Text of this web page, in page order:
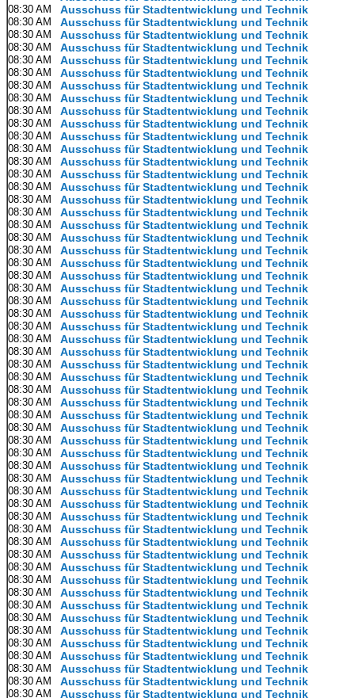
08:30 AM Ausschuss für Stadtentwicklung und Technik
08:30 AM Ausschuss für Stadtentwicklung und Technik
08:30 AM Ausschuss für Stadtentwicklung und Technik
08:30 AM Ausschuss für Stadtentwicklung und Technik
08:30 AM Ausschuss für Stadtentwicklung und Technik
08:30 AM Ausschuss für Stadtentwicklung und Technik
08:30 AM Ausschuss für Stadtentwicklung und Technik
08:30 AM Ausschuss für Stadtentwicklung und Technik
08:30 AM Ausschuss für Stadtentwicklung und Technik
08:30 AM Ausschuss für Stadtentwicklung und Technik
08:30 AM Ausschuss für Stadtentwicklung und Technik
08:30 AM Ausschuss für Stadtentwicklung und Technik
08:30 AM Ausschuss für Stadtentwicklung und Technik
08:30 AM Ausschuss für Stadtentwicklung und Technik
08:30 AM Ausschuss für Stadtentwicklung und Technik
08:30 AM Ausschuss für Stadtentwicklung und Technik
08:30 AM Ausschuss für Stadtentwicklung und Technik
08:30 AM Ausschuss für Stadtentwicklung und Technik
08:30 AM Ausschuss für Stadtentwicklung und Technik
08:30 AM Ausschuss für Stadtentwicklung und Technik
08:30 AM Ausschuss für Stadtentwicklung und Technik
08:30 AM Ausschuss für Stadtentwicklung und Technik
08:30 AM Ausschuss für Stadtentwicklung und Technik
08:30 AM Ausschuss für Stadtentwicklung und Technik
08:30 AM Ausschuss für Stadtentwicklung und Technik
08:30 AM Ausschuss für Stadtentwicklung und Technik
08:30 AM Ausschuss für Stadtentwicklung und Technik
08:30 AM Ausschuss für Stadtentwicklung und Technik
08:30 AM Ausschuss für Stadtentwicklung und Technik
08:30 AM Ausschuss für Stadtentwicklung und Technik
08:30 AM Ausschuss für Stadtentwicklung und Technik
08:30 AM Ausschuss für Stadtentwicklung und Technik
08:30 AM Ausschuss für Stadtentwicklung und Technik
08:30 AM Ausschuss für Stadtentwicklung und Technik
08:30 AM Ausschuss für Stadtentwicklung und Technik
08:30 AM Ausschuss für Stadtentwicklung und Technik
08:30 AM Ausschuss für Stadtentwicklung und Technik
08:30 AM Ausschuss für Stadtentwicklung und Technik
08:30 AM Ausschuss für Stadtentwicklung und Technik
08:30 AM Ausschuss für Stadtentwicklung und Technik
08:30 AM Ausschuss für Stadtentwicklung und Technik
08:30 AM Ausschuss für Stadtentwicklung und Technik
08:30 AM Ausschuss für Stadtentwicklung und Technik
08:30 AM Ausschuss für Stadtentwicklung und Technik
08:30 AM Ausschuss für Stadtentwicklung und Technik
08:30 AM Ausschuss für Stadtentwicklung und Technik
08:30 AM Ausschuss für Stadtentwicklung und Technik
08:30 AM Ausschuss für Stadtentwicklung und Technik
08:30 AM Ausschuss für Stadtentwicklung und Technik
08:30 AM Ausschuss für Stadtentwicklung und Technik
08:30 AM Ausschuss für Stadtentwicklung und Technik
08:30 AM Ausschuss für Stadtentwicklung und Technik
08:30 AM Ausschuss für Stadtentwicklung und Technik
08:30 AM Ausschuss für Stadtentwicklung und Technik
08:30 AM Ausschuss für Stadtentwicklung und Technik